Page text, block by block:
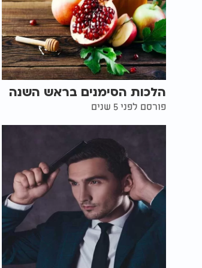
הלכות הסימנים בראש השנה
פורסם לפני 5 שנים